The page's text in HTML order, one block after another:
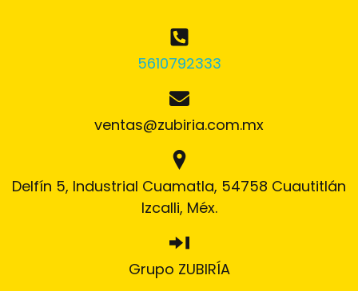
5610792333
ventas@zubiria.com.mx
Delfín 5, Industrial Cuamatla, 54758 Cuautitlán
Izcalli, Méx.
Grupo ZUBIRÍA